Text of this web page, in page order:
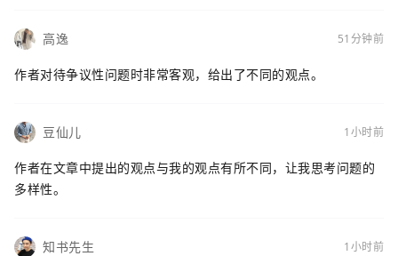
高逸 51分钟前
作者对待争议性问题时非常客观，给出了不同的观点。
豆仙儿 1小时前
作者在文章中提出的观点与我的观点有所不同，让我思考问题的
多样性。
知书先生 1小时前